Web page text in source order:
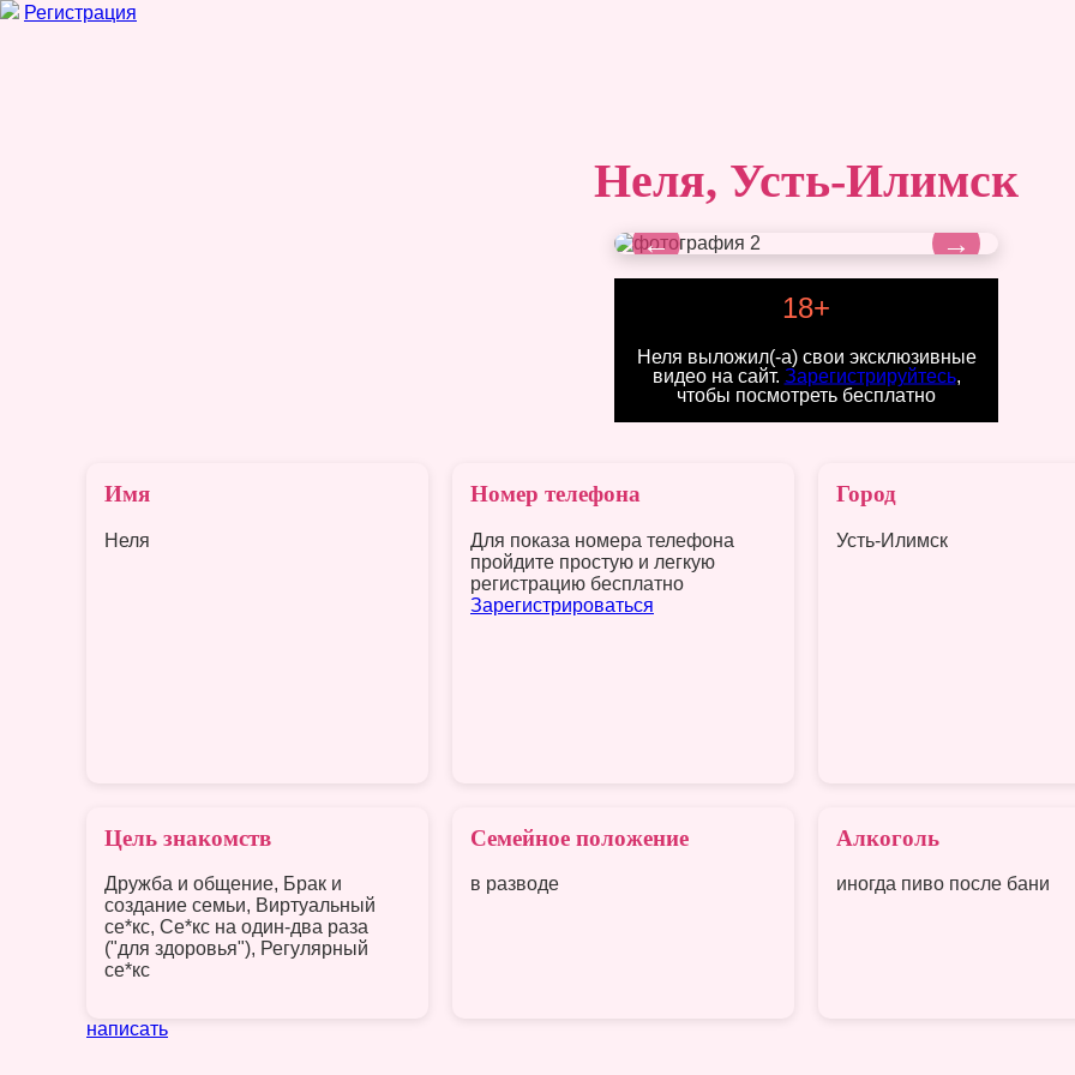
Регистрация
Неля, Усть-Илимск
←
→
18+
Неля выложил(-а) свои эксклюзивные
видео на сайт. Зарегистрируйтесь,
чтобы посмотреть бесплатно
Имя
Неля
Номер телефона
Для показа номера телефона
пройдите простую и легкую
регистрацию бесплатно
Зарегистрироваться
Город
Усть-Илимск
Цель знакомств
Дружба и общение, Брак и
создание семьи, Виртуальный
се*кс, Се*кс на один-два раза
("для здоровья"), Регулярный
се*кс
Семейное положение
в разводе
Алкоголь
иногда пиво после бани
написать